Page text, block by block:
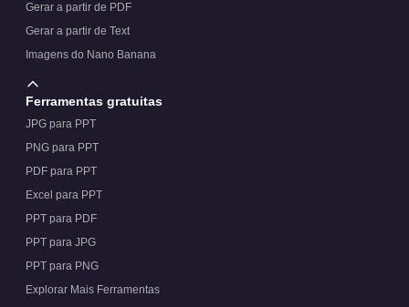
Gerar a partir de PDF
Gerar a partir de Text
Imagens do Nano Banana
Ferramentas gratuitas
JPG para PPT
PNG para PPT
PDF para PPT
Excel para PPT
PPT para PDF
PPT para JPG
PPT para PNG
Explorar Mais Ferramentas